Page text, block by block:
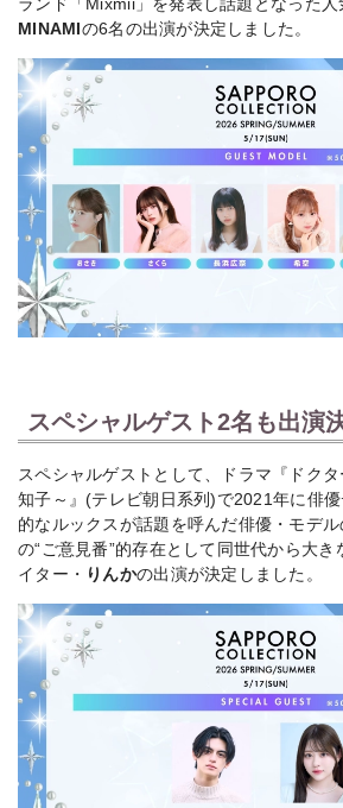
ランド「Mixmii」を発表し話題となった人
MINAMI の6名の出演が決定しました。
スペシャルゲスト2名も出演
スペシャルゲストとして、ドラマ『ドク
知子～』(テレビ朝日系列)で2021年に俳
的なルックスが話題を呼んだ俳優・モデル
の“ご意見番”的存在として同世代から大
イター・ りんかの出演が決定しました。